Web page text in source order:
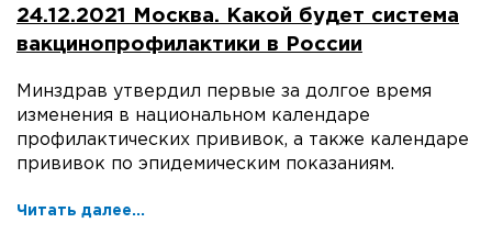
24.12.2021 Москва. Какой будет система
вакцинопрофилактики в России
Минздрав утвердил первые за долгое время
изменения в национальном календаре
профилактических прививок, а также календаре
прививок по эпидемическим показаниям.
Читать далее...